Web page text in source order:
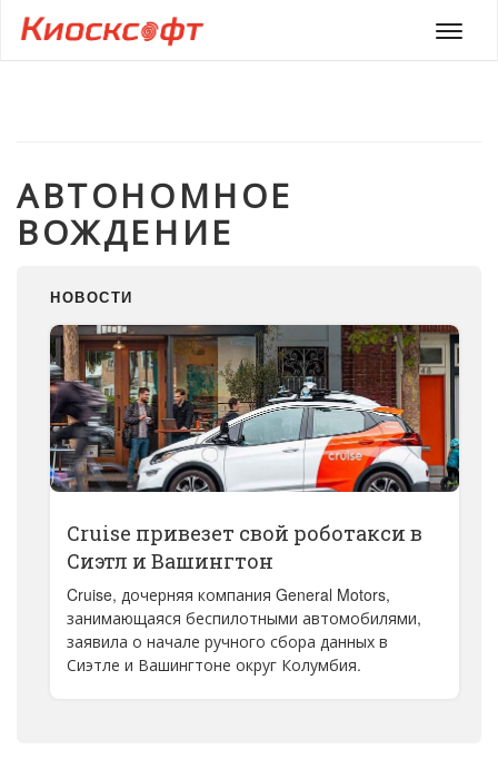
Меню
АВТОНОМНОЕ
ВОЖДЕНИЕ
НОВОСТИ
Cruise привезет свой роботакси в
Сиэтл и Вашингтон
Cruise, дочерняя компания General Motors,
занимающаяся беспилотными автомобилями,
заявила о начале ручного сбора данных в
Сиэтле и Вашингтоне округ Колумбия.